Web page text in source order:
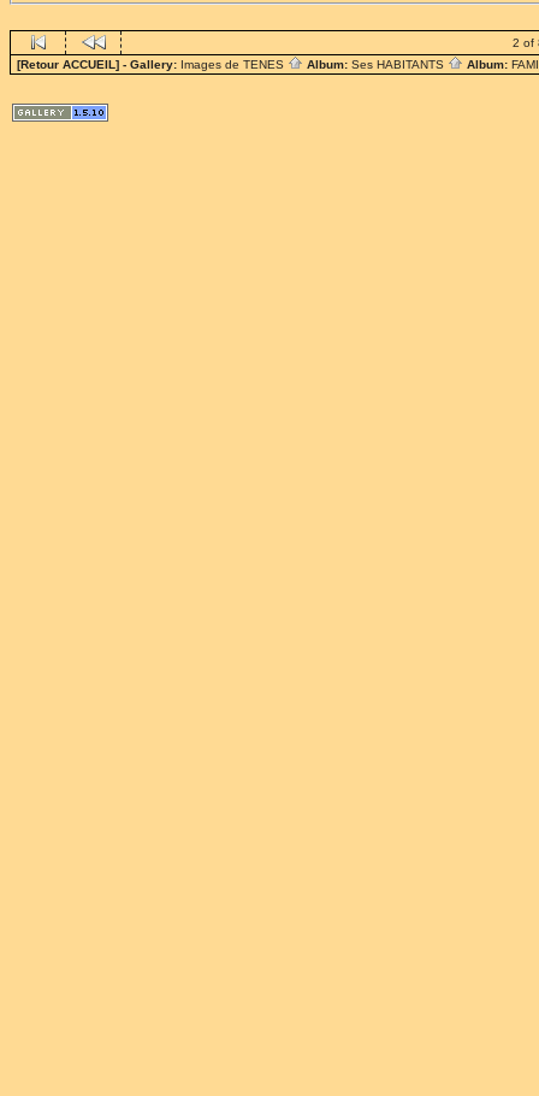
2 of
[Retour ACCUEIL] - Gallery: Images de TENES Album: Ses HABITANTS Album: